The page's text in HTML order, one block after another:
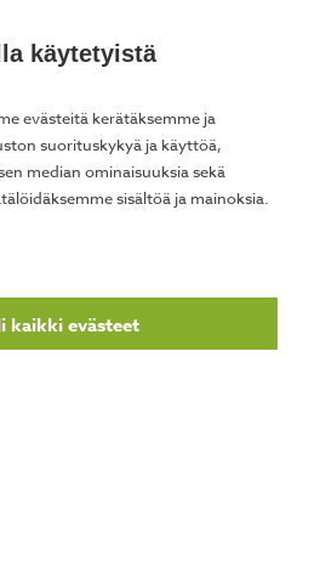
käytetyistä
evästeitä kerätäksemme ja
suorituskykyä ja käyttöä,
median ominaisuuksia sekä
sisältöä ja mainoksia.
kaikki evästeet